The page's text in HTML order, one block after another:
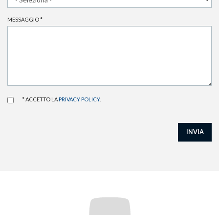
MESSAGGIO*
* ACCETTO LA PRIVACY POLICY.
INVIA